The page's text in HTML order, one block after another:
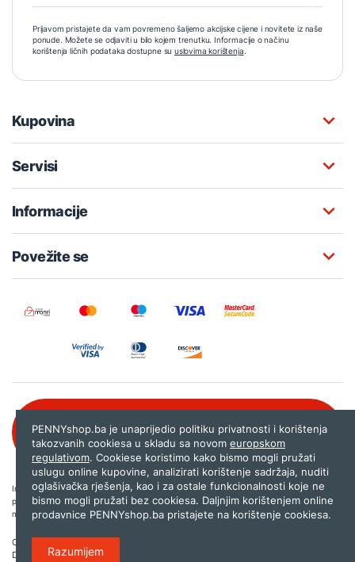
Prijavom pristajete da vam povremeno šaljemo akcijske cijene i novitete iz naše
ponude. Možete se odjaviti u bilo kojem trenutku. Informacije o načinu
korištenja ličnih podataka dostupne su uslovima korištenja.
Kupovina
Servisi
Informacije
Povežite se
080 020 261
Internet trgovina PENNYshop.ba nastoji objavljivati samo provjerene i pravilne
podatke. Ako na našoj stranici otkrijete neistinite, odnosno neadekvatne informacije,
molimo vas da nam to javite nashop@pennyplus.com .
Copyright © 2026.
Dizajn i programiranje:
PENNYshop.ba je unaprijedio politiku privatnosti i korištenja
takozvanih cookiesa u skladu sa novom europskom
regulativom. Cookiese koristimo kako bismo mogli pružati
uslugu online kupovine, analizirati korištenje sadržaja, nuditi
oglašivačka rješenja, kao i za ostale funkcionalnosti koje ne
bismo mogli pružati bez cookiesa. Daljnjim korištenjem online
prodavnice PENNYshop.ba pristajete na korištenje cookiesa.
Razumijem